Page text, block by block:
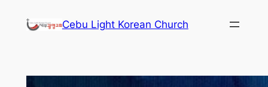
Cebu Light Korean Church